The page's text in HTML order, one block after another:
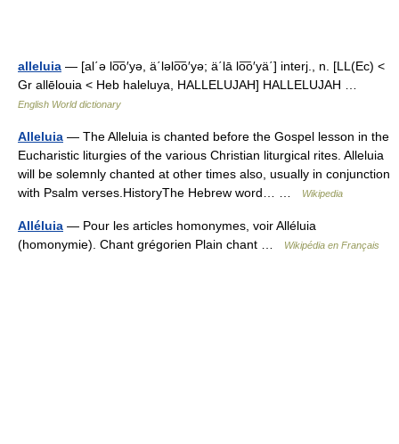
alleluia — [al΄ə lo͞o′yə, ä΄ləlo͞o′yə; ä΄lā lo͞o′yä΄] interj., n. [LL(Ec) <
Gr allēlouia < Heb haleluya, HALLELUJAH] HALLELUJAH …
English World dictionary
Alleluia — The Alleluia is chanted before the Gospel lesson in the
Eucharistic liturgies of the various Christian liturgical rites. Alleluia
will be solemnly chanted at other times also, usually in conjunction
with Psalm verses.HistoryThe Hebrew word… …
Wikipedia
Alléluia — Pour les articles homonymes, voir Alléluia
(homonymie). Chant grégorien Plain chant …
Wikipédia en Français